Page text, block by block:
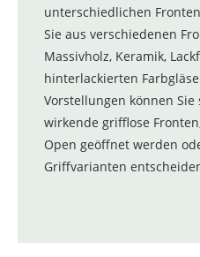
unterschiedlichen
Sie aus verschiedenen
Massivholz, Keramik,
hinterlackierten
Vorstellungen können
wirkende grifflose
Open geöffnet werden
Griffvarianten